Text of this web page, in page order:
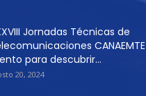
Jornadas Técnicas de
para descubrir...
20, 2024